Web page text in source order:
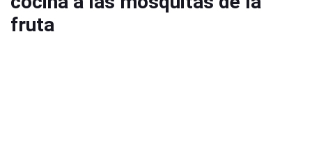
fruta